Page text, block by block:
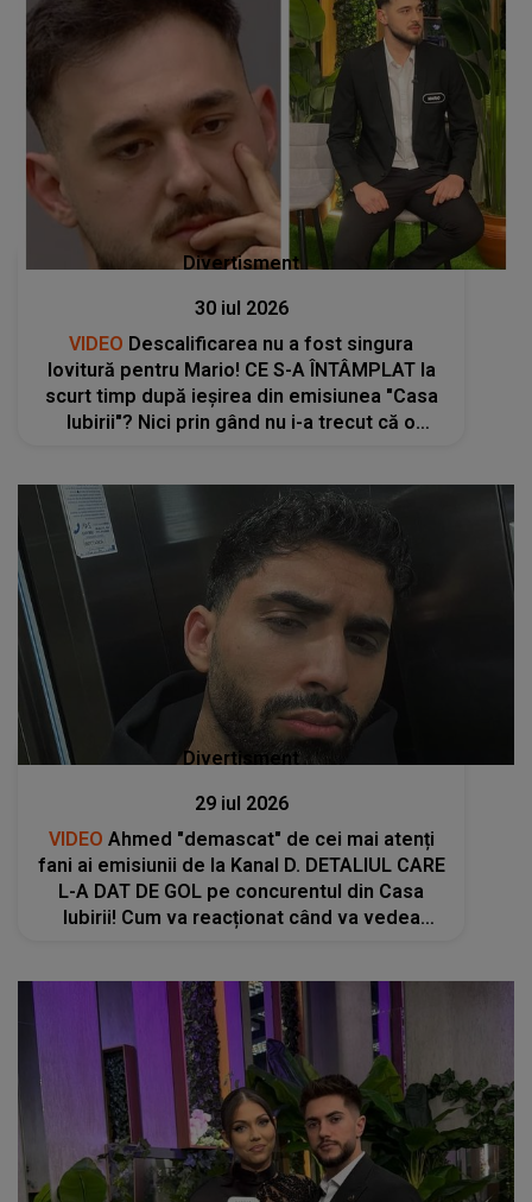
Divertisment
30 iul 2026
VIDEO Descalificarea nu a fost singura
lovitură pentru Mario! CE S-A ÎNTÂMPLAT la
scurt timp după ieșirea din emisiunea "Casa
Iubirii"? Nici prin gând nu i-a trecut că o
Divertisment
29 iul 2026
VIDEO Ahmed "demascat" de cei mai atenți
fani ai emisiunii de la Kanal D. DETALIUL CARE
L-A DAT DE GOL pe concurentul din Casa
Iubirii! Cum va reacționat când va vedea